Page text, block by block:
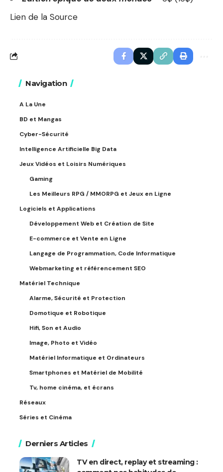
Lien de la Source
Navigation
A La Une
BD et Mangas
Cyber-Sécurité
Intelligence Artificielle Big Data
Jeux Vidéos et Loisirs Numériques
Gaming
Les Meilleurs RPG / MMORPG et Jeux en Ligne
Logiciels et Applications
Développement Web et Création de Site
E-commerce et Vente en Ligne
Langage de Programmation, Code Informatique
Webmarketing et référencement SEO
Matériel Technique
Alarme, Sécurité et Protection
Domotique et Robotique
Hifi, Son et Audio
Image, Photo et Vidéo
Matériel Informatique et Ordinateurs
Smartphones et Matériel de Mobilité
Tv, home cinéma, et écrans
Réseaux
Séries et Cinéma
Derniers Articles
TV en direct, replay et streaming :